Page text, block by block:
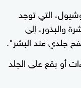
التي توجد
والبذور، إلى
جلدي عند البشر".
أو بقع على الجلد